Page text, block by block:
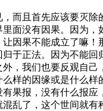
而且首先应该要灭除
面没有因果。因为，
因果不能成立了嘛！
于正法。因为不能回
，我们也要反观自己
样的因缘或是什么样
果报，没有什么报应
乱了，这个世间就有